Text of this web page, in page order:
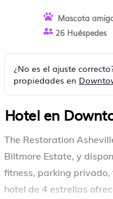
Mascota
26 Huéspedes
¿No es el ajuste
propiedades en
Hotel en
The Restoration
Biltmore Estate, y
fitness, parking
hotel de 4 estrellas